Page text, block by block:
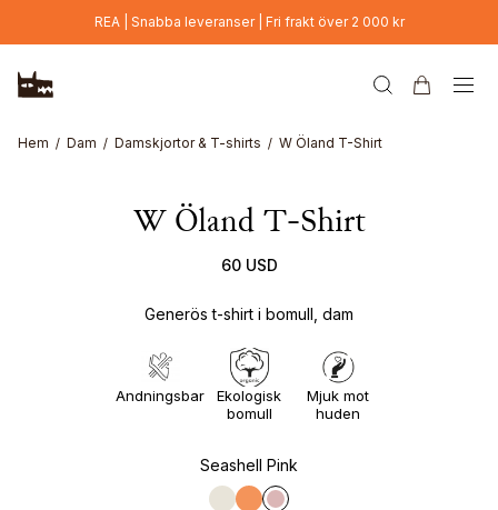
Hoppa till huvudinnehållREA | Snabba leveranser | Fri frakt över 2 000 kr
Hem Dam Damskjortor & T-shirts W Öland T-Shirt
W Öland T-Shirt
60 USD
Generös t-shirt i bomull, dam
Andningsbar
Ekologisk
bomull
Mjuk mot
huden
Seashell Pink